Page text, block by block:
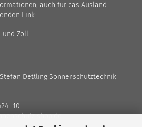
auch für das Ausland
Link:
und Zoll
Dettling Sonnenschutztechnik
-10
shop.de